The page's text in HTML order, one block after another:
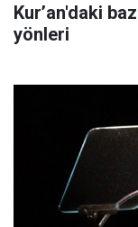
Kur’an'daki
yönleri